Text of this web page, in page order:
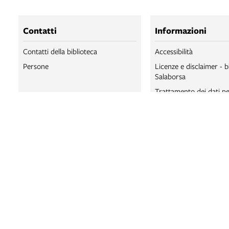
Contatti
Contatti della biblioteca
Persone
Informazioni
Accessibilità
Licenze e disclaimer -
Salaborsa
Trattamento dei dati